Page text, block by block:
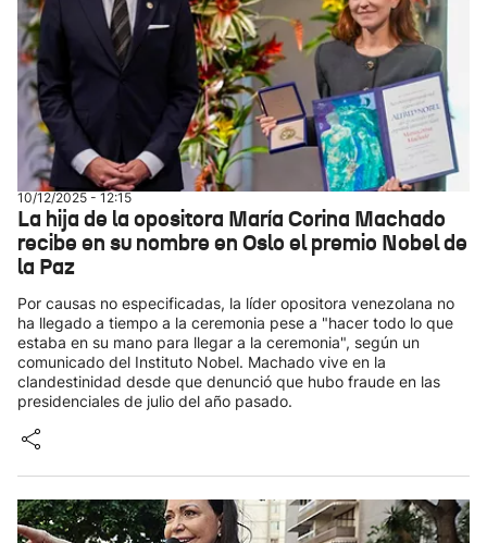
10/12/2025 - 12:15
La hija de la opositora María Corina Machado
recibe en su nombre en Oslo el premio Nobel de
la Paz
Por causas no especificadas, la líder opositora venezolana no
ha llegado a tiempo a la ceremonia pese a "hacer todo lo que
estaba en su mano para llegar a la ceremonia", según un
comunicado del Instituto Nobel. Machado vive en la
clandestinidad desde que denunció que hubo fraude en las
presidenciales de julio del año pasado.